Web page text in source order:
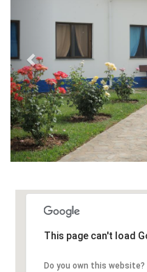
This page can't load
Do you own this website?